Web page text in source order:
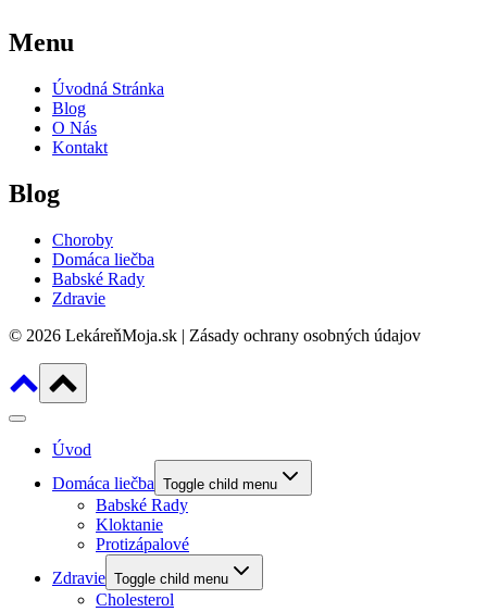
Menu
Úvodná Stránka
Blog
O Nás
Kontakt
Blog
Choroby
Domáca liečba
Babské Rady
Zdravie
© 2026 LekáreňMoja.sk | Zásady ochrany osobných údajov
Úvod
Domáca liečba Toggle child menu
Babské Rady
Kloktanie
Protizápalové
Zdravie Toggle child menu
Cholesterol